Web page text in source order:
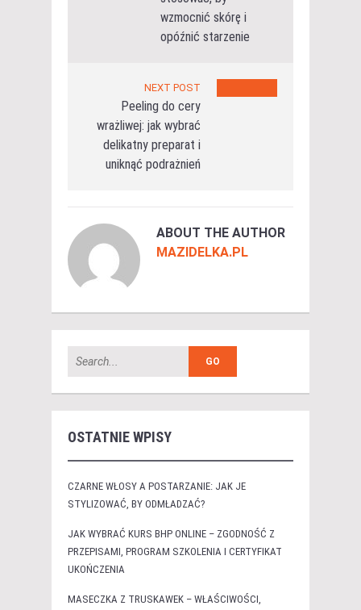
wzmocnić skórę i
opóźnić starzenie
NEXT POST
Peeling do cery
wrażliwej: jak wybrać
delikatny preparat i
uniknąć podrażnień
ABOUT THE AUTHOR
MAZIDELKA.PL
OSTATNIE WPISY
CZARNE WŁOSY A POSTARZANIE: JAK JE
STYLIZOWAĆ, BY ODMŁADZAĆ?
JAK WYBRAĆ KURS BHP ONLINE – ZGODNOŚĆ Z
PRZEPISAMI, PROGRAM SZKOLENIA I CERTYFIKAT
UKOŃCZENIA
MASECZKA Z TRUSKAWEK – WŁAŚCIWOŚCI,